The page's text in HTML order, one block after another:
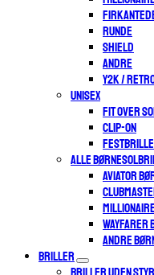
RUNDE
SHIELD
ANDRE
Y2K /
UNISEX
FIT OVER
CLIP-ON
ALLE
AVIATOR
WAYFARER
ANDRE
BRILLER